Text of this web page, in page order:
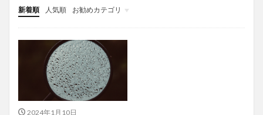
新着順 人気順
お勧めカテゴリ
投稿
学び
マンガ
電子書籍
2024年1月10日